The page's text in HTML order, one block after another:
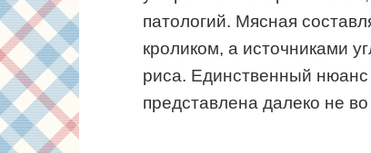
патологий. Мясная
кроликом, а источниками
риса. Единственный нюанс
представлена далеко не